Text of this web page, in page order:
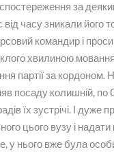
за
часу зникали його
командир і
хвилиною
партії за кордоном.
посаду колишній,
їх зустрічі. І дуже
цього вузу і
у нього вже була